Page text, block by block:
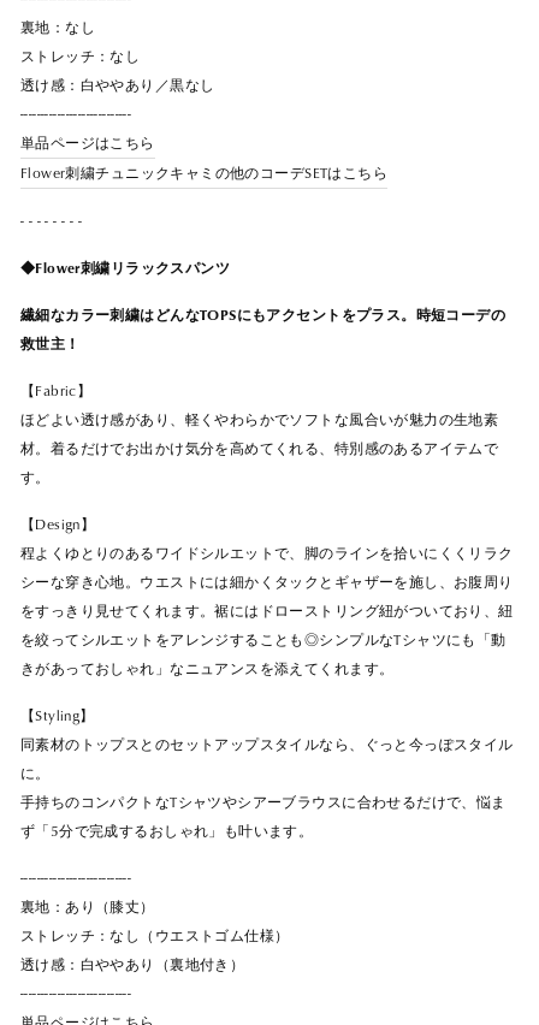
裏地：なし
ストレッチ：なし
透け感：白ややあり／黒なし
---------------------------
単品ページはこちら
Flower刺繍チュニックキャミの他のコーデSETはこちら
- - - - - - - -
◆Flower刺繍リラックスパンツ
繊細なカラー刺繍はどんなTOPSにもアクセントをプラス。時短コーデの
救世主！
【Fabric】
ほどよい透け感があり、軽くやわらかでソフトな風合いが魅力の生地素
材。着るだけでお出かけ気分を高めてくれる、特別感のあるアイテムで
す。
【Design】
程よくゆとりのあるワイドシルエットで、脚のラインを拾いにくくリラク
シーな穿き心地。ウエストには細かくタックとギャザーを施し、お腹周り
をすっきり見せてくれます。裾にはドローストリング紐がついており、紐
を絞ってシルエットをアレンジすることも◎シンプルなTシャツにも「動
きがあっておしゃれ」なニュアンスを添えてくれます。
【Styling】
同素材のトップスとのセットアップスタイルなら、ぐっと今っぽスタイル
に。
手持ちのコンパクトなTシャツやシアーブラウスに合わせるだけで、悩ま
ず「5分で完成するおしゃれ」も叶います。
---------------------------
裏地：あり（膝丈）
ストレッチ：なし（ウエストゴム仕様）
透け感：白ややあり（裏地付き）
---------------------------